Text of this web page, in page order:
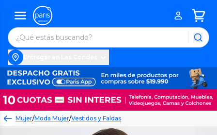
Mujer/Moda Mujer/Vestidos y Faldas